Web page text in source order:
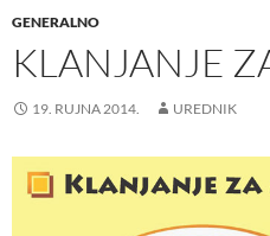
GENERALNO
KLANJANJE
19. RUJNA 2014. UREDNIK